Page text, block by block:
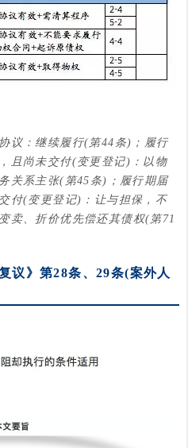
议：继续履行(第44条)；履行
且尚未交付(变更登记)：以物
关系主张(第45条)；履行期届
付(变更登记)：让与担保，不
卖、折价优先偿还其债权(第71
议 》第28条、29条(案外人